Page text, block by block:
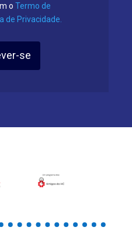
o Termo de
de Privacidade.
se